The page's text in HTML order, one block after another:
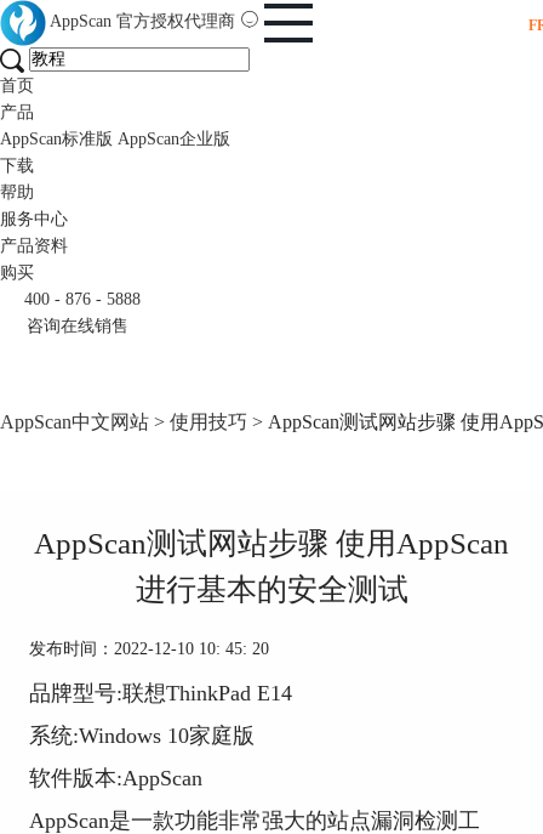
AppScan 官方授权代理商
首页
产品
AppScan标准版 AppScan企业版
下载
帮助
服务中心
产品资料
购买
400 - 876 - 5888
咨询在线销售
AppScan中文网站 > 使用技巧 > AppScan测试网站步骤 使用
AppScan测试网站步骤 使用AppScan
进行基本的安全测试
发布时间：2022-12-10 10: 45: 20
品牌型号:联想ThinkPad E14
系统:Windows 10家庭版
软件版本:AppScan
AppScan是一款功能非常强大的站点漏洞检测工